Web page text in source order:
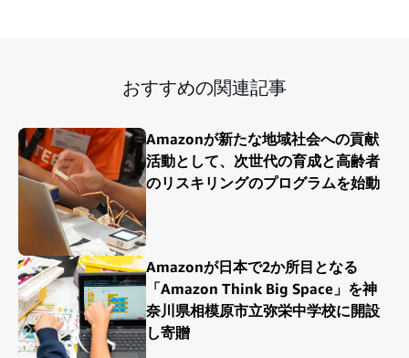
おすすめの関連記事
Amazonが新たな地域社会への貢献
活動として、次世代の育成と高齢者
のリスキリングのプログラムを始動
Amazonが日本で2か所目となる
「Amazon Think Big Space」を神
奈川県相模原市立弥栄中学校に開設
し寄贈